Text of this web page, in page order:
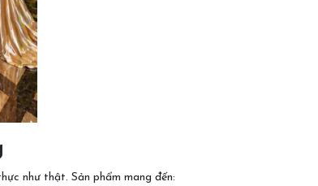
như thật. Sản phẩm mang đến: